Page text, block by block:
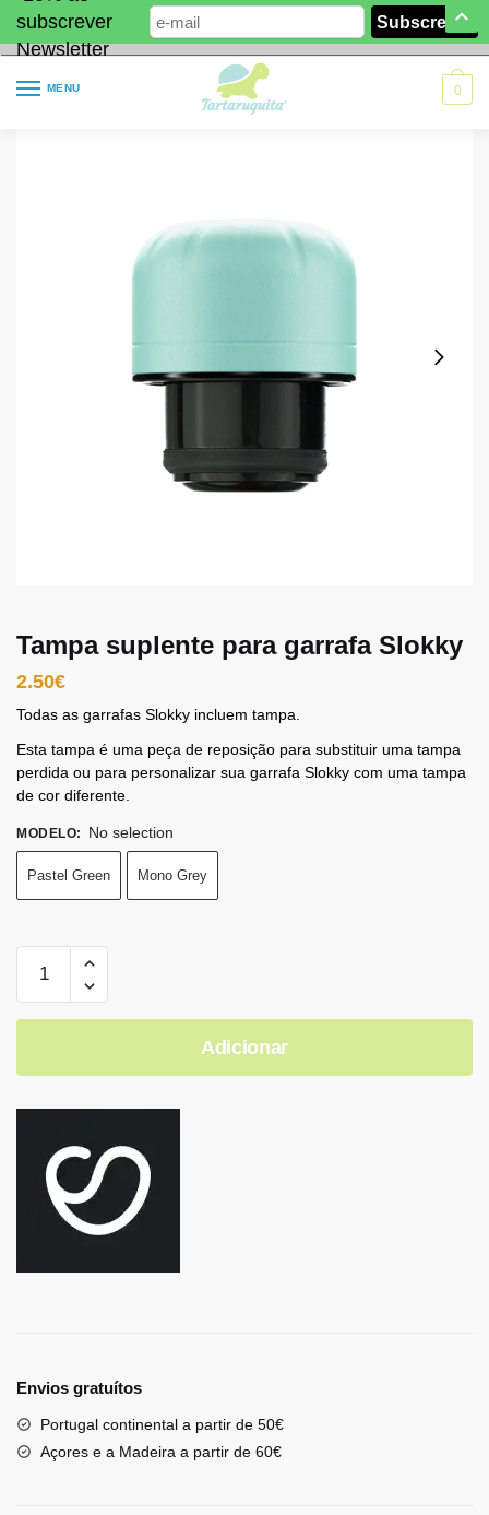
subscrever
Newsletter
MENU 0
Tampa suplente para garrafa Slokky
2.50€
Todas as garrafas Slokky incluem tampa.
Esta tampa é uma peça de reposição para substituir uma tampa
perdida ou para personalizar sua garrafa Slokky com uma tampa
de cor diferente.
MODELO: No selection
Pastel Green Mono Grey
Adicionar
Envios gratuítos
Portugal continental a partir de 50€
Açores e a Madeira a partir de 60€